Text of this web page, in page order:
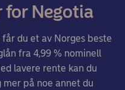
for Negotia
du et av Norges beste
fra 4,99 % nominell
lavere rente kan du
på noe annet du